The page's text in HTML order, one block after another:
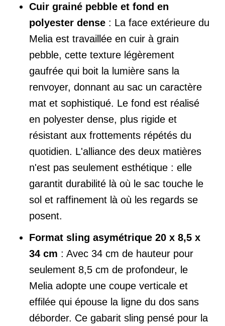
Cuir grainé pebble et fond en
polyester dense : La face extérieure du
Melia est travaillée en cuir à grain
pebble, cette texture légèrement
gaufrée qui boit la lumière sans la
renvoyer, donnant au sac un caractère
mat et sophistiqué. Le fond est réalisé
en polyester dense, plus rigide et
résistant aux frottements répétés du
quotidien. L'alliance des deux matières
n'est pas seulement esthétique : elle
garantit durabilité là où le sac touche le
sol et raffinement là où les regards se
posent.
Format sling asymétrique 20 x 8,5 x
34 cm : Avec 34 cm de hauteur pour
seulement 8,5 cm de profondeur, le
Melia adopte une coupe verticale et
effilée qui épouse la ligne du dos sans
déborder. Ce gabarit sling pensé pour la